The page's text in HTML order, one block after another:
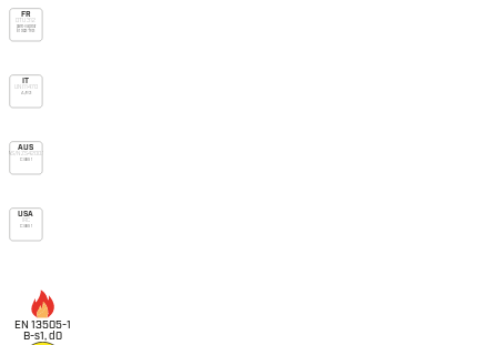
FR
DTU 31.2
pare-vapeur
E1 Sd3 TR3
IT
UNI 11470
A/R3
AUS
AS/NZS 4200.1
Class 1
USA
IRC
Class 1
EN 13505-1
B-s1, d0